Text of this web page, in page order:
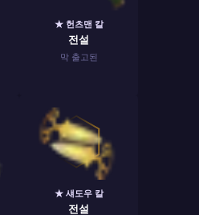
★ 헌츠맨 칼
전설
막 출고된
★ 섀도우 칼
전설